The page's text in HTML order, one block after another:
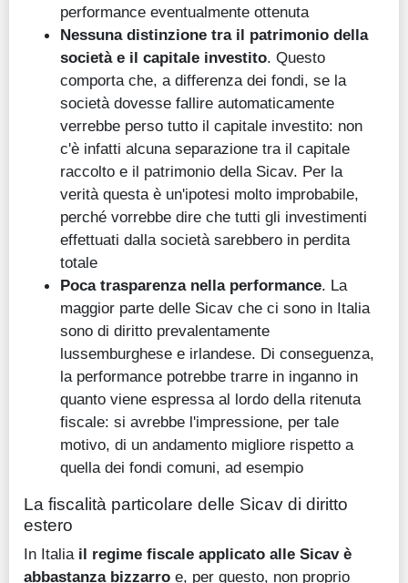
performance eventualmente ottenuta
Nessuna distinzione tra il patrimonio della
società e il capitale investito. Questo
comporta che, a differenza dei fondi, se la
società dovesse fallire automaticamente
verrebbe perso tutto il capitale investito: non
c'è infatti alcuna separazione tra il capitale
raccolto e il patrimonio della Sicav. Per la
verità questa è un'ipotesi molto improbabile,
perché vorrebbe dire che tutti gli investimenti
effettuati dalla società sarebbero in perdita
totale
Poca trasparenza nella performance. La
maggior parte delle Sicav che ci sono in Italia
sono di diritto prevalentamente
lussemburghese e irlandese. Di conseguenza,
la performance potrebbe trarre in inganno in
quanto viene espressa al lordo della ritenuta
fiscale: si avrebbe l'impressione, per tale
motivo, di un andamento migliore rispetto a
quella dei fondi comuni, ad esempio
La fiscalità particolare delle Sicav di diritto
estero
In Italia il regime fiscale applicato alle Sicav è
abbastanza bizzarro e, per questo, non proprio